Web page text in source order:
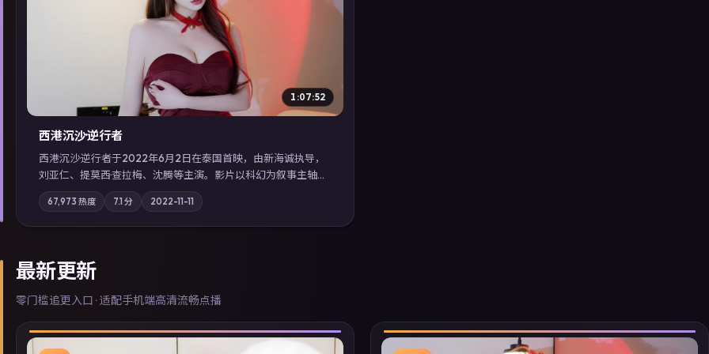
▶
1:07:52
西港沉沙·逆行者
西港沉沙·逆行者于2022年6月2日在泰国首映，由新海诚执导，
刘亚仁、提莫西·查拉梅、沈腾等主演。影片以科幻为叙事主轴，
失踪人口档案牵出跨国灰色产业链；摄影与配乐强化地域气质；
站内亦可通过「国产免费观看高清电视剧在线看」延展检索同类
型高分佳作，畅享高清在线追剧体验。
67,973 热度 7.1 分 2022-11-11
最新更新
零门槛追更入口 · 适配手机端高清流畅点播